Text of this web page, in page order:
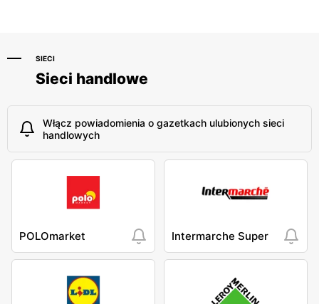
SIECI
Sieci handlowe
Włącz powiadomienia o gazetkach ulubionych sieci
handlowych
POLOmarket Intermarche Super